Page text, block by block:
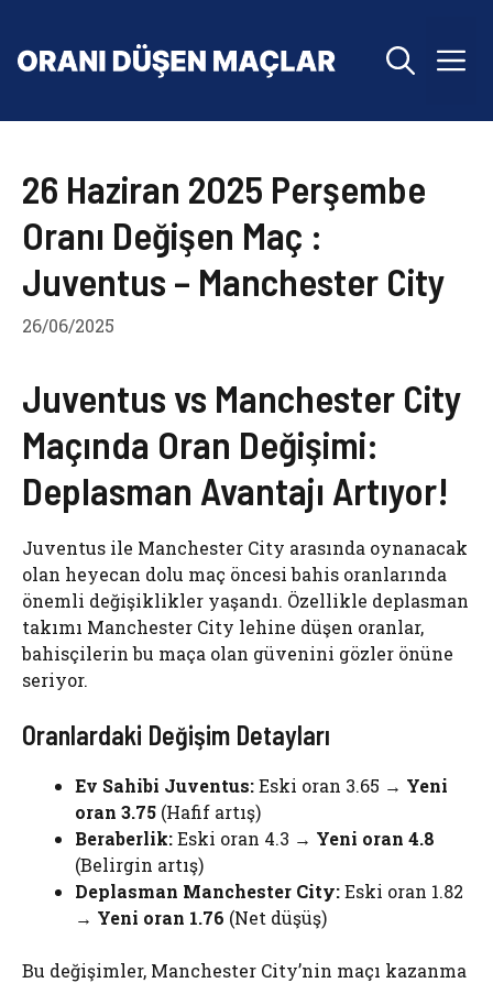
26 Haziran 2025 Perşembe
Oranı Değişen Maç :
Juventus – Manchester City
26/06/2025
Juventus vs Manchester City
Maçında Oran Değişimi:
Deplasman Avantajı Artıyor!
Juventus ile Manchester City arasında oynanacak
olan heyecan dolu maç öncesi bahis oranlarında
önemli değişiklikler yaşandı. Özellikle deplasman
takımı Manchester City lehine düşen oranlar,
bahisçilerin bu maça olan güvenini gözler önüne
seriyor.
Oranlardaki Değişim Detayları
Ev Sahibi Juventus:Eski oran 3.65 → Yeni
oran 3.75 (Hafif artış)
Beraberlik:Eski oran 4.3 → Yeni oran 4.8
(Belirgin artış)
Deplasman Manchester City:Eski oran 1.82
→ Yeni oran 1.76 (Net düşüş)
Bu değişimler, Manchester City’nin maçı kazanma